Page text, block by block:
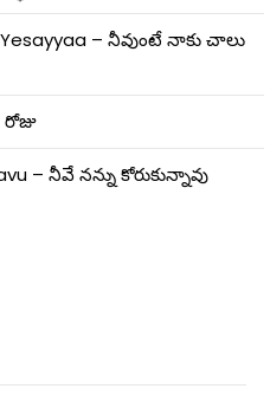
– నీవుంటే నాకు చాలు
రోజు
– నీవే నన్ను కోరుకున్నావు